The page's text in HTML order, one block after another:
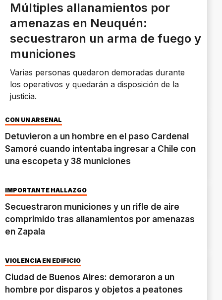
Múltiples allanamientos por
amenazas en Neuquén:
secuestraron un arma de fuego y
municiones
Varias personas quedaron demoradas durante
los operativos y quedarán a disposición de la
justicia.
CON UN ARSENAL
Detuvieron a un hombre en el paso Cardenal
Samoré cuando intentaba ingresar a Chile con
una escopeta y 38 municiones
IMPORTANTE HALLAZGO
Secuestraron municiones y un rifle de aire
comprimido tras allanamientos por amenazas
en Zapala
VIOLENCIA EN EDIFICIO
Ciudad de Buenos Aires: demoraron a un
hombre por disparos y objetos a peatones